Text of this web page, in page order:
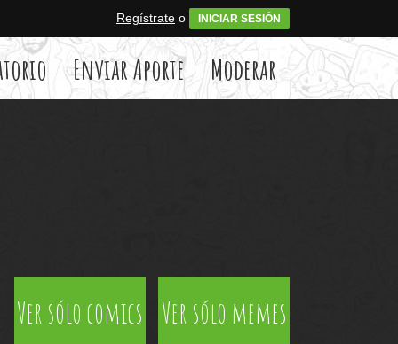
Regístrate o INICIAR SESIÓN
Enviar Aporte Moderar
Ver sólo comics Ver sólo memes